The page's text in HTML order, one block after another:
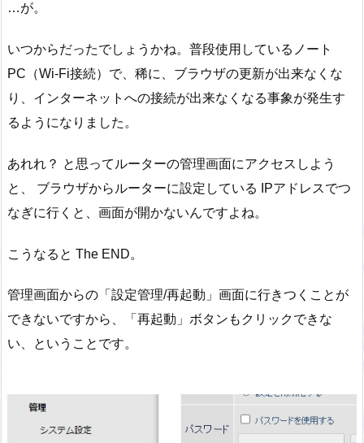
…が。
いつからだったでしょうかね。普段使用しているノート
PC（Wi-Fi接続）で、稀に、ブラウザの更新が出来なくな
り、インターネットへの接続が出来なくなる事象が発生す
るようになりました。
あれれ？ と思ってルーターの管理画面にアクセスしよう
と、 ブラウザからルーターに設定している IPアドレスでつ
なぎに行くと、画面が開かないんですよね。
こうなると The END。
管理画面からの「設定管理/再起動」画面に行きつくことが
できないですから、「再起動」ボタンもクリックできな
い、ということです。